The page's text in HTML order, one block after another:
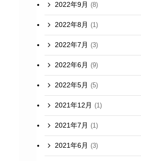
2022年9月 (8)
2022年8月 (1)
2022年7月 (3)
2022年6月 (9)
2022年5月 (5)
2021年12月 (1)
2021年7月 (1)
2021年6月 (3)